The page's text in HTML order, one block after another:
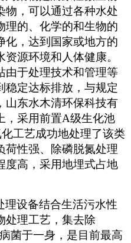
物，可以通过各种水处
理的、化学的和生物的
化，达到国家或地方的
源环境和人体健康。
由于处理技术和管理等
稳定达标排放，与规定
山东水木清环保科技有
，采用前置A级生化池
工艺成功地处理了该类
荷性强、除磷脱氮处理
度高，采用地埋式占地
理设备结合生活污水性
处理工艺，集去除
菌于一身，是目前最高